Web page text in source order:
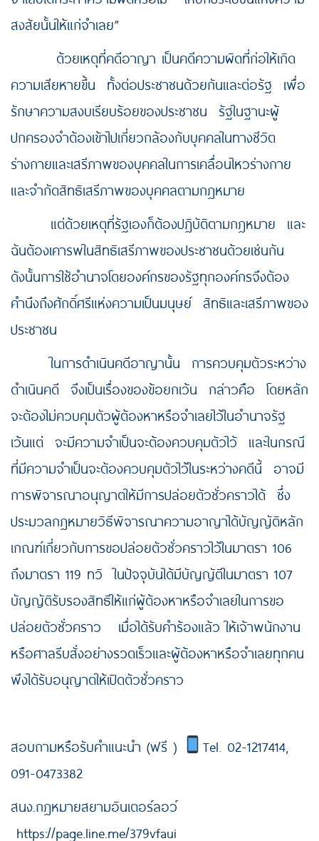
สงสัยนั้นให้แก่จำเลย”
ด้วยเหตุที่คดีอาญา เป็นคดีความผิดที่ก่อให้เกิด
ความเสียหายขึ้น ทั้งต่อประชาชนด้วยกันและต่อรัฐ เพื่อ
รักษาความสงบเรียบร้อยของประชาชน รัฐในฐานะผู้
ปกครองจำต้องเข้าไปเกี่ยวกล้องกับบุคคลในทางชีวิต
ร่างกายและเสรีภาพของบุคคลในการเคลื่อนไหวร่างกาย
และจำกัดสิทธิเสรีภาพของบุคคลตามกฎหมาย
แต่ด้วยเหตุที่รัฐเองก็ต้องปฏิบัติตามกฎหมาย และ
ฉันต้องเคารพในสิทธิเสรีภาพของประชาชนด้วยเช่นกัน
ดังนั้นการใช้อำนาจโดยองค์กรของรัฐทุกองค์กรจึงต้อง
คำนึงถึงศักดิ์ศรีแห่งความเป็นมนุษย์ สิทธิและเสรีภาพของ
ประชาชน
ในการดำเนินคดีอาญานั้น การควบคุมตัวระหว่าง
ดำเนินคดี จึงเป็นเรื่องของข้อยกเว้น กล่าวคือ โดยหลัก
จะต้องไม่ควบคุมตัวผู้ต้องหาหรือจำเลยไว้ในอำนาจรัฐ
เว้นแต่ จะมีความจำเป็นจะต้องควบคุมตัวไว้ และในกรณี
ที่มีความจำเป็นจะต้องควบคุมตัวไว้ในระหว่างคดีนี้ อาจมี
การพิจารณาอนุญาตให้มีการปล่อยตัวชั่วคราวได้ ซึ่ง
ประมวลกฎหมายวิธีพิจารณาความอาญาได้บัญญัติหลัก
เกณฑ์เกี่ยวกับการขอปล่อยตัวชั่วคราวไว้ในมาตรา 106
ถึงมาตรา 119 ทวิ ในปัจจุบันได้มีบัญญัติในมาตรา 107
บัญญัติรับรองสิทธิให้แก่ผู้ต้องหาหรือจำเลยในการขอ
ปล่อยตัวชั่วคราว เมื่อได้รับคำร้องแล้ว ให้เจ้าพนักงาน
หรือศาลรีบสั่งอย่างรวดเร็วและผู้ต้องหาหรือจำเลยทุกคน
พึงได้รับอนุญาตให้เปิดตัวชั่วคราว
สอบถามหรือรับคำแนะนำ (ฟรี )
Tel. 02-1217414,
091-0473382
สนง.กฎหมายสยามอินเตอร์ลอว์
https://page.line.me/379vfaui